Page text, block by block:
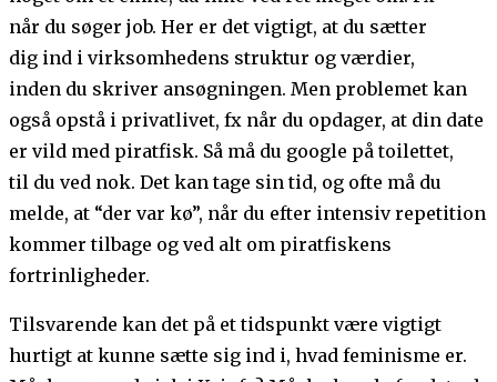
når du søger job. Her er det vigtigt, at du sætter
dig ind i virksomhedens struktur og værdier,
inden du skriver ansøgningen. Men problemet kan
også opstå i privatlivet, fx når du opdager, at din date
er vild med piratfisk. Så må du google på toilettet,
til du ved nok. Det kan tage sin tid, og ofte må du
melde, at “der var kø”, når du efter intensiv repetition
kommer tilbage og ved alt om piratfiskens
fortrinligheder.
Tilsvarende kan det på et tidspunkt være vigtigt
hurtigt at kunne sætte sig ind i, hvad feminisme er.